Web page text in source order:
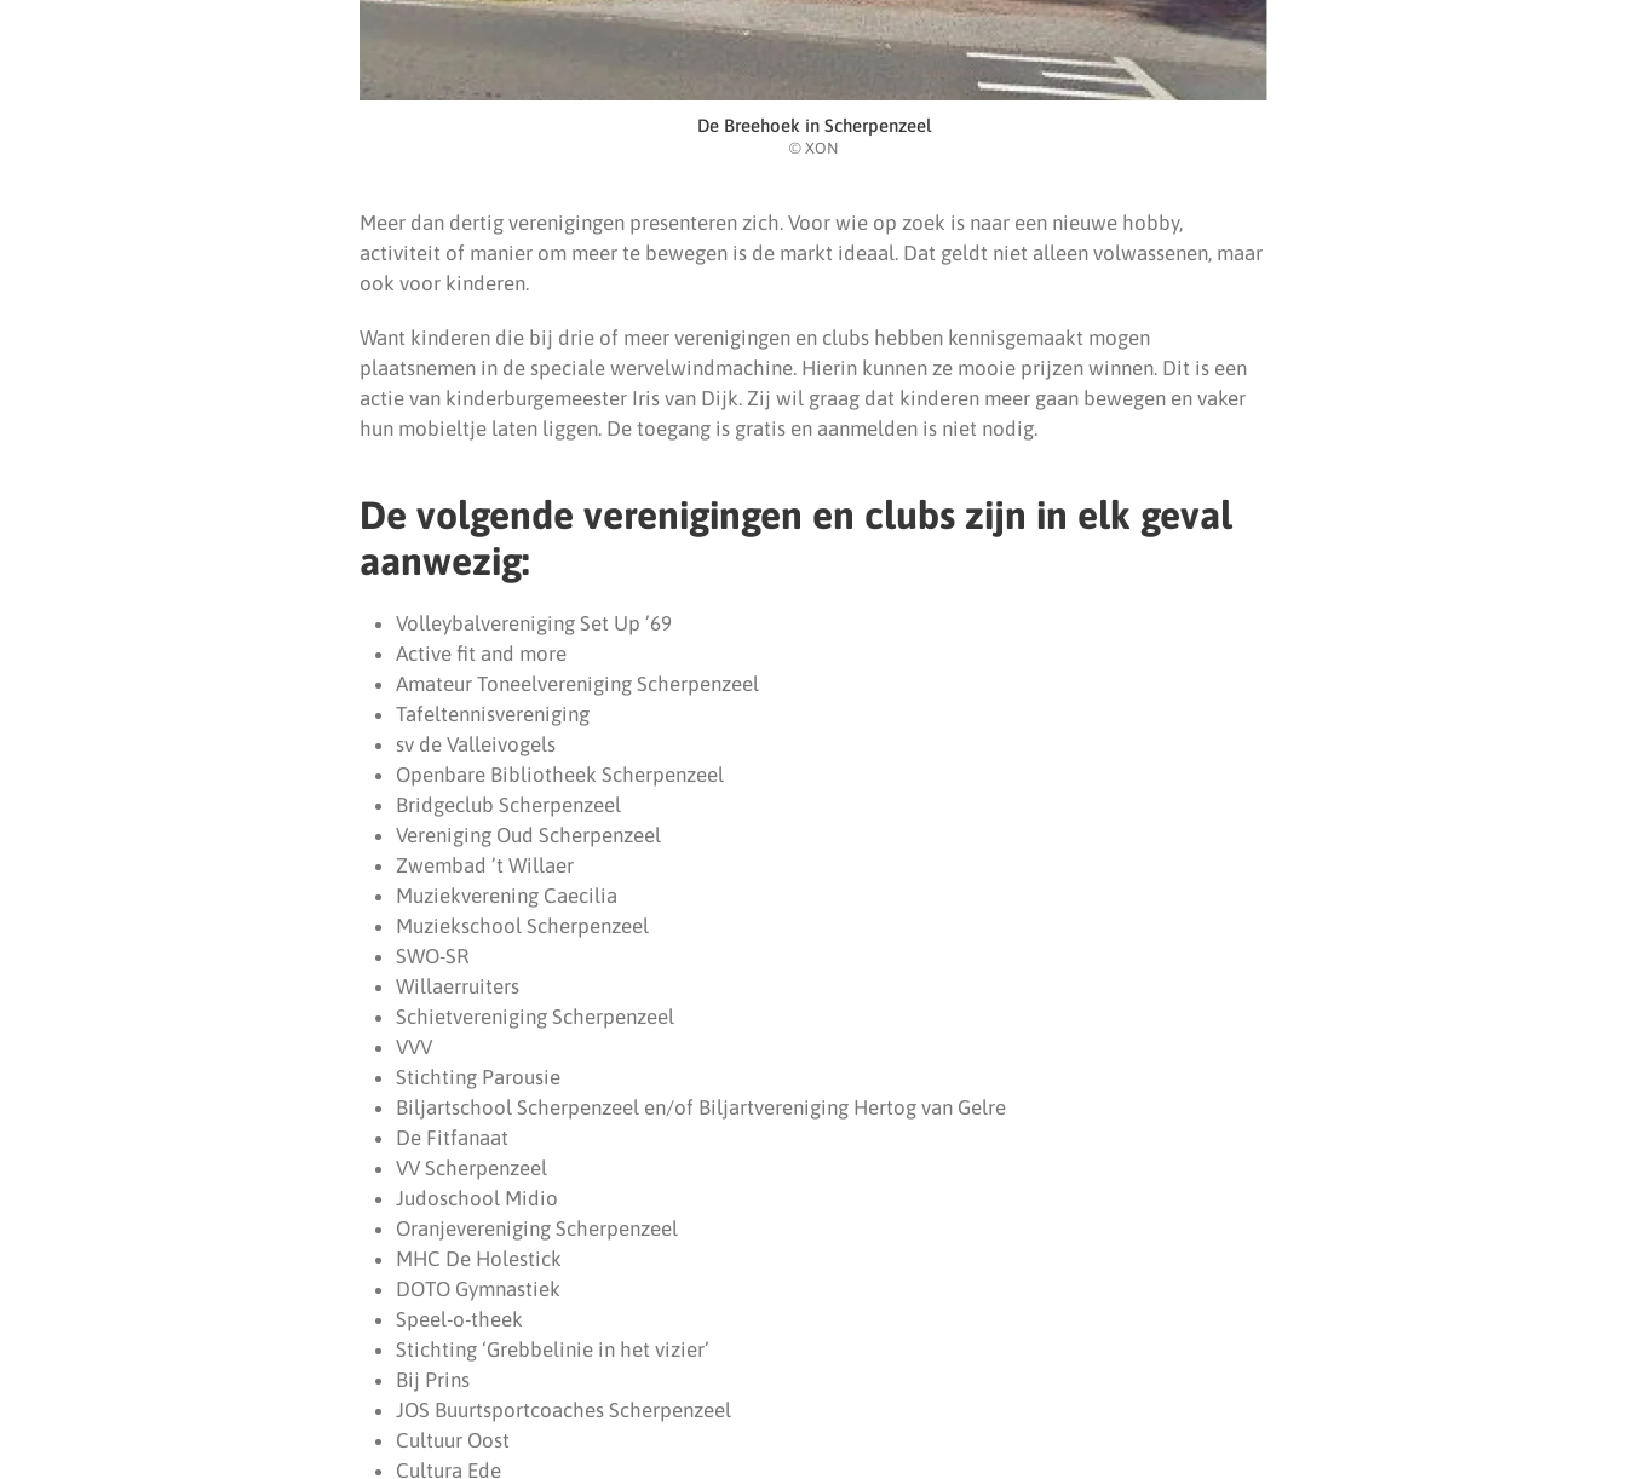
De Breehoek in Scherpenzeel
© XON
Meer dan dertig verenigingen presenteren zich. Voor wie op zoek is naar een nieuwe hobby,
activiteit of manier om meer te bewegen is de markt ideaal. Dat geldt niet alleen volwassenen, maar
ook voor kinderen.
Want kinderen die bij drie of meer verenigingen en clubs hebben kennisgemaakt mogen
plaatsnemen in de speciale wervelwindmachine. Hierin kunnen ze mooie prijzen winnen. Dit is een
actie van kinderburgemeester Iris van Dijk. Zij wil graag dat kinderen meer gaan bewegen en vaker
hun mobieltje laten liggen. De toegang is gratis en aanmelden is niet nodig.
De volgende verenigingen en clubs zijn in elk geval
aanwezig:
Volleybalvereniging Set Up ’69
Active fit and more
Amateur Toneelvereniging Scherpenzeel
Tafeltennisvereniging
sv de Valleivogels
Openbare Bibliotheek Scherpenzeel
Bridgeclub Scherpenzeel
Vereniging Oud Scherpenzeel
Zwembad ’t Willaer
Muziekverening Caecilia
Muziekschool Scherpenzeel
SWO-SR
Willaerruiters
Schietvereniging Scherpenzeel
VVV
Stichting Parousie
Biljartschool Scherpenzeel en/of Biljartvereniging Hertog van Gelre
De Fitfanaat
VV Scherpenzeel
Judoschool Midio
Oranjevereniging Scherpenzeel
MHC De Holestick
DOTO Gymnastiek
Speel-o-theek
Stichting ‘Grebbelinie in het vizier’
Bij Prins
JOS Buurtsportcoaches Scherpenzeel
Cultuur Oost
Cultura Ede